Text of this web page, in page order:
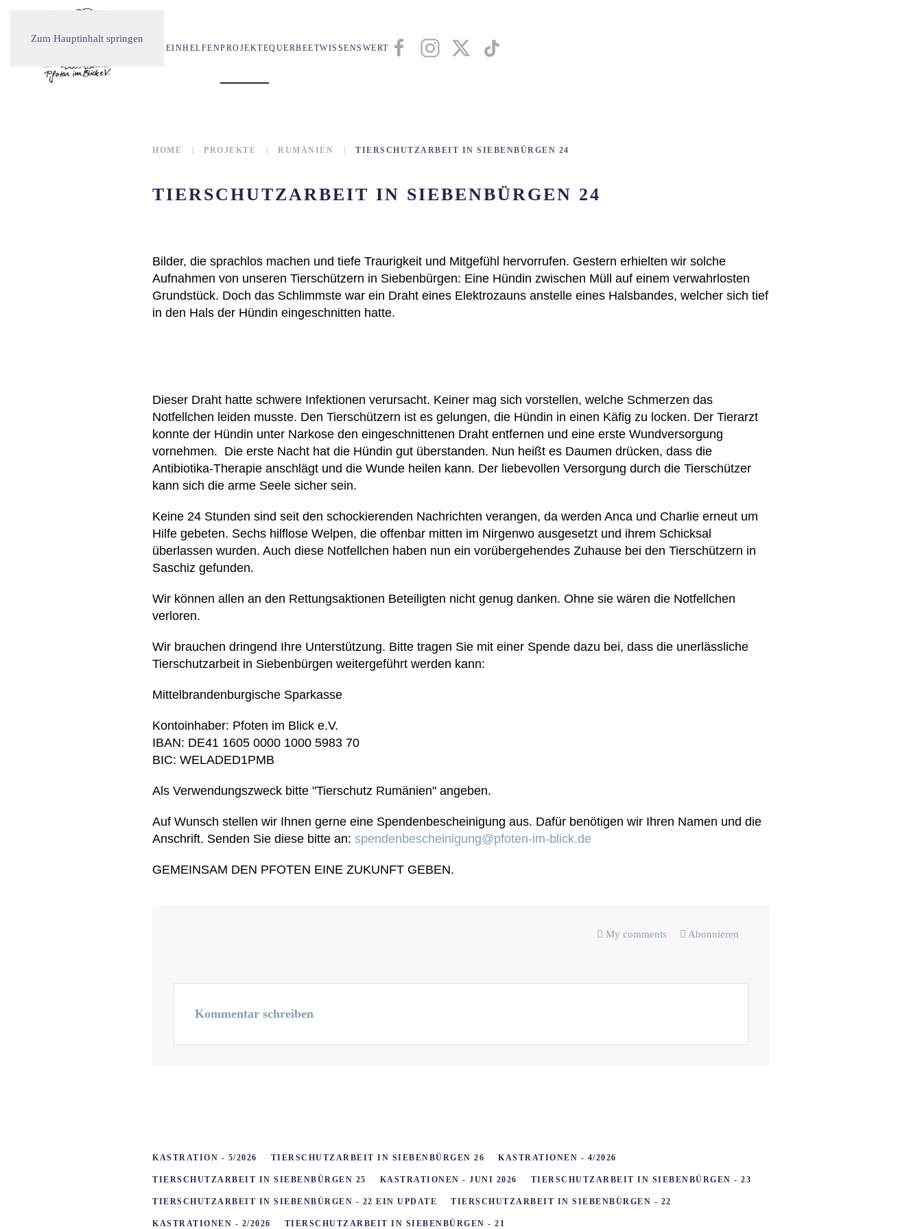
Zum Hauptinhalt springen
DER VEREINHELFENPROJEKTEQUERBEETWISSENSWERT
HOME PROJEKTE RUMÄNIEN TIERSCHUTZARBEIT IN SIEBENBÜRGEN 24
TIERSCHUTZARBEIT IN SIEBENBÜRGEN 24
Bilder, die sprachlos machen und tiefe Traurigkeit und Mitgefühl hervorrufen. Gestern erhielten wir solche
Aufnahmen von unseren Tierschützern in Siebenbürgen: Eine Hündin zwischen Müll auf einem verwahrlosten
Grundstück. Doch das Schlimmste war ein Draht eines Elektrozauns anstelle eines Halsbandes, welcher sich tief
in den Hals der Hündin eingeschnitten hatte.
Dieser Draht hatte schwere Infektionen verursacht. Keiner mag sich vorstellen, welche Schmerzen das
Notfellchen leiden musste. Den Tierschützern ist es gelungen, die Hündin in einen Käfig zu locken. Der Tierarzt
konnte der Hündin unter Narkose den eingeschnittenen Draht entfernen und eine erste Wundversorgung
vornehmen. Die erste Nacht hat die Hündin gut überstanden. Nun heißt es Daumen drücken, dass die
Antibiotika-Therapie anschlägt und die Wunde heilen kann. Der liebevollen Versorgung durch die Tierschützer
kann sich die arme Seele sicher sein.
Keine 24 Stunden sind seit den schockierenden Nachrichten verangen, da werden Anca und Charlie erneut um
Hilfe gebeten. Sechs hilflose Welpen, die offenbar mitten im Nirgenwo ausgesetzt und ihrem Schicksal
überlassen wurden. Auch diese Notfellchen haben nun ein vorübergehendes Zuhause bei den Tierschützern in
Saschiz gefunden.
Wir können allen an den Rettungsaktionen Beteiligten nicht genug danken. Ohne sie wären die Notfellchen
verloren.
Wir brauchen dringend Ihre Unterstützung. Bitte tragen Sie mit einer Spende dazu bei, dass die unerlässliche
Tierschutzarbeit in Siebenbürgen weitergeführt werden kann:
Mittelbrandenburgische Sparkasse
Kontoinhaber: Pfoten im Blick e.V.
IBAN: DE41 1605 0000 1000 5983 70
BIC: WELADED1PMB
Als Verwendungszweck bitte "Tierschutz Rumänien" angeben.
Auf Wunsch stellen wir Ihnen gerne eine Spendenbescheinigung aus. Dafür benötigen wir Ihren Namen und die
Anschrift. Senden Sie diese bitte an: spendenbescheinigung@pfoten-im-blick.de
GEMEINSAM DEN PFOTEN EINE ZUKUNFT GEBEN.
My comments Abonnieren
Kommentar schreiben
KASTRATION - 5/2026 TIERSCHUTZARBEIT IN SIEBENBÜRGEN 26 KASTRATIONEN - 4/2026
TIERSCHUTZARBEIT IN SIEBENBÜRGEN 25 KASTRATIONEN - JUNI 2026 TIERSCHUTZARBEIT IN SIEBENBÜRGEN - 23
TIERSCHUTZARBEIT IN SIEBENBÜRGEN - 22 EIN UPDATE TIERSCHUTZARBEIT IN SIEBENBÜRGEN - 22
KASTRATIONEN - 2/2026 TIERSCHUTZARBEIT IN SIEBENBÜRGEN - 21